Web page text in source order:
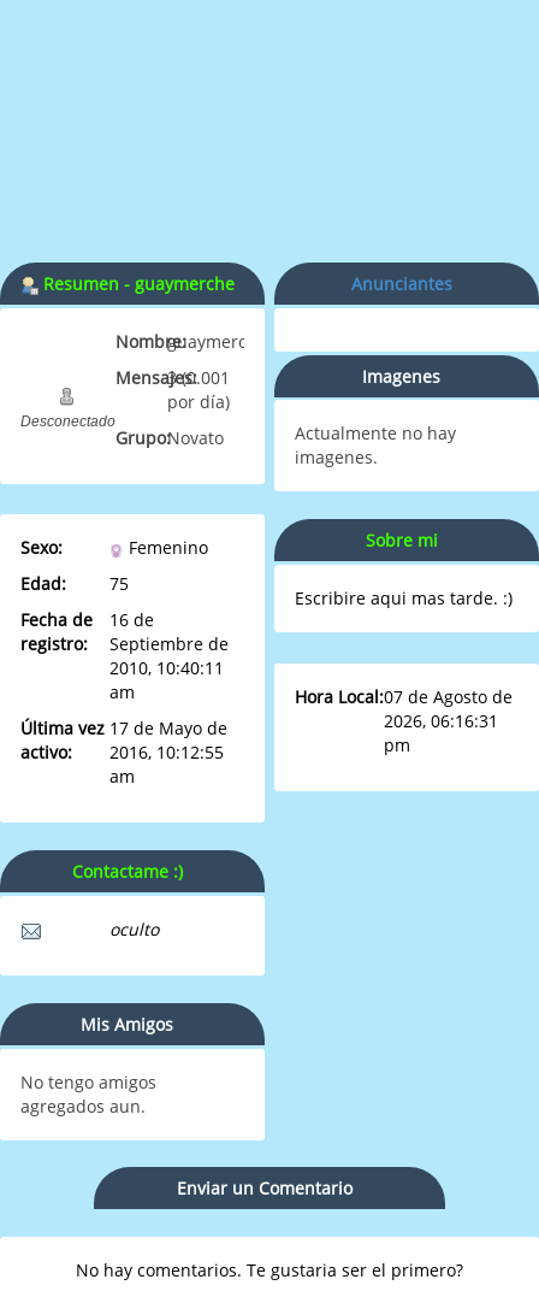
Resumen - guaymerche
Desconectado
Nombre:guaymerche
Mensajes:3 (0.001
por día)
Grupo:Novato
Sexo:
Femenino
Edad:
75
Fecha de
registro:
16 de
Septiembre de
2010, 10:40:11
am
Última vez
activo:
17 de Mayo de
2016, 10:12:55
am
Contactame :)
oculto
Mis Amigos
No tengo amigos
agregados aun.
Anunciantes
Imagenes
Actualmente no hay
imagenes.
Sobre mi
Escribire aqui mas tarde. :)
Hora Local:07 de Agosto de
2026, 06:16:31
pm
Enviar un Comentario
No hay comentarios. Te gustaria ser el primero?